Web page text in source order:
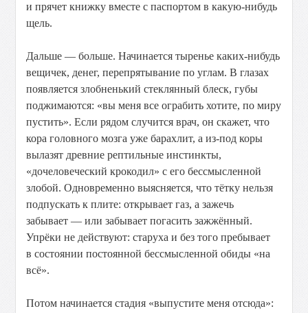
и прячет книжку вместе с паспортом в какую-нибудь
щель.
Дальше — больше. Начинается тыренье каких-нибудь
вещичек, денег, перепрятывание по углам. В глазах
появляется злобненький стеклянный блеск, губы
поджимаются: «вы меня все ограбить хотите, по миру
пустить». Если рядом случится врач, он скажет, что
кора головного мозга уже барахлит, а из-под коры
вылазят древние рептильные инстинкты,
«дочеловеческий крокодил» с его бессмысленной
злобой. Одновременно выясняется, что тётку нельзя
подпускать к плите: открывает газ, а зажечь
забывает — или забывает погасить зажжённый.
Упрёки не действуют: старуха и без того пребывает
в состоянии постоянной бессмысленной обиды «на
всё».
Потом начинается стадия «выпустите меня отсюда»: